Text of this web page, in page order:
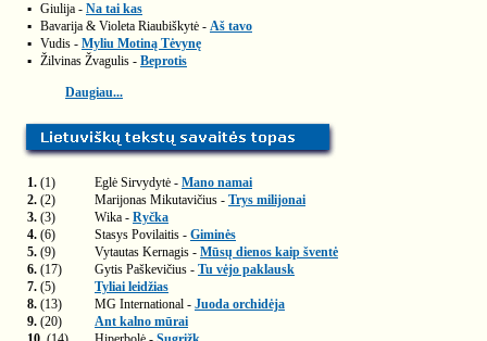
▪ Giulija - Na tai kas
▪ Bavarija & Violeta Riaubiškytė - Aš tavo
▪ Vudis - Myliu Motiną Tėvynę
▪ Žilvinas Žvagulis - Beprotis
Daugiau...
1. (1) Eglė Sirvydytė - Mano namai
2. (2) Marijonas Mikutavičius - Trys milijonai
3. (3) Wika - Ryčka
4. (6) Stasys Povilaitis - Giminės
5. (9) Vytautas Kernagis - Mūsų dienos kaip šventė
6. (17) Gytis Paškevičius - Tu vėjo paklausk
7. (5)
Tyliai leidžias
8. (13) MG International - Juoda orchidėja
9. (20)
Ant kalno mūrai